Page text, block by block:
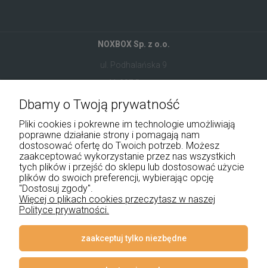
NOXBOX Sp. z o.o.
ul. Podhalańska 9
41-907 Bytom
+48 534 555 344
sklep@noxbox.pl
Pomoc
Płatności i dostawa
Informacje
Dbamy o Twoją prywatność
Pliki cookies i pokrewne im technologie umożliwiają
poprawne działanie strony i pomagają nam
dostosować ofertę do Twoich potrzeb. Możesz
zaakceptować wykorzystanie przez nas wszystkich
tych plików i przejść do sklepu lub dostosować użycie
plików do swoich preferencji, wybierając opcję
"Dostosuj zgody".
Więcej o plikach cookies przeczytasz w naszej
Polityce prywatności.
zaakceptuj tylko niezbędne